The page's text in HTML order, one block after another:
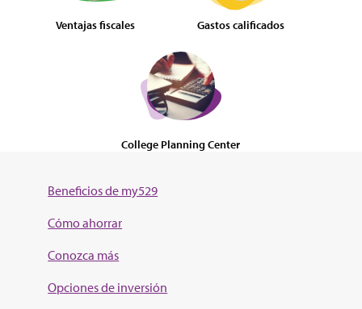
Ventajas fiscales Gastos calificados
College Planning Center
Beneficios de my529
Cómo ahorrar
Conozca más
Opciones de inversión